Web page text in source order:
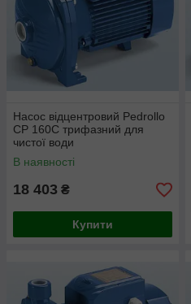
Насос відцентровий Pedrollo
CP 160C трифазний для
чистої води
В наявності
18 403 ₴
Купити